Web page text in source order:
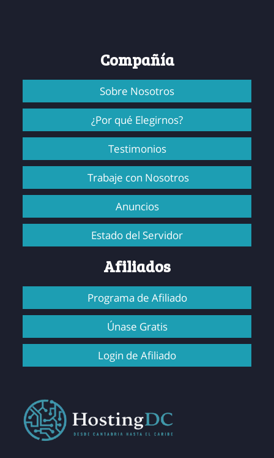
Compañía
Sobre Nosotros
¿Por qué Elegirnos?
Testimonios
Trabaje con Nosotros
Anuncios
Estado del Servidor
Afiliados
Programa de Afiliado
Únase Gratis
Login de Afiliado